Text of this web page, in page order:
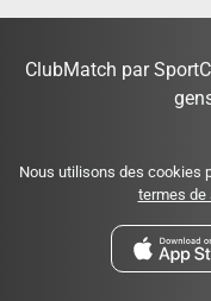
ClubMatch par
Nous utilisons des cookies
termes de